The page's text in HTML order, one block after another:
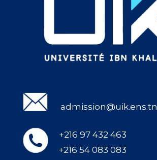
admission@uik.ens.tn
+216 97 432 463
+216 54 083 083